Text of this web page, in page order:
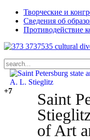
Творческие и
Сведения об
Противодействие
Saint
of Art
+7